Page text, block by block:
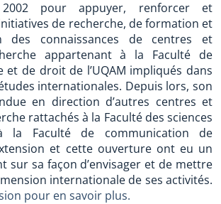
pour appuyer, renforcer et
de recherche, de formation et
des connaissances de centres et
appartenant à la Faculté de
et de droit de l’UQAM impliqués dans
internationales. Depuis lors, son
en direction d’autres centres et
rattachés à la Faculté des sciences
la Faculté de communication de
et cette ouverture ont eu un
sur sa façon d’envisager et de mettre
internationale de ses activités.
pour en savoir plus.